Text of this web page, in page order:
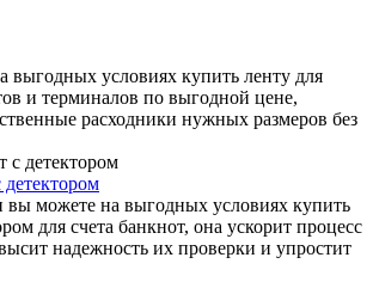
выгодных условиях купить ленту для
и терминалов по выгодной цене,
расходники нужных размеров без
можете на выгодных условиях купить
для счета банкнот, она ускорит процесс
надежность их проверки и упростит